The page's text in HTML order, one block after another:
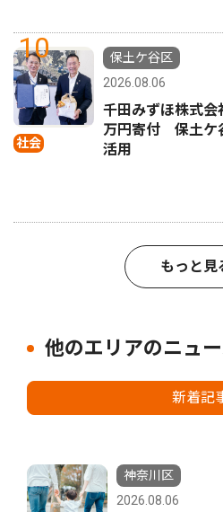
10
社会
保土ケ谷区
2026.08.06
千田みずほ株式
万円寄付 保土ケ
活用
もっと見
他のエリアのニュ
新着記
神奈川区
2026.08.06